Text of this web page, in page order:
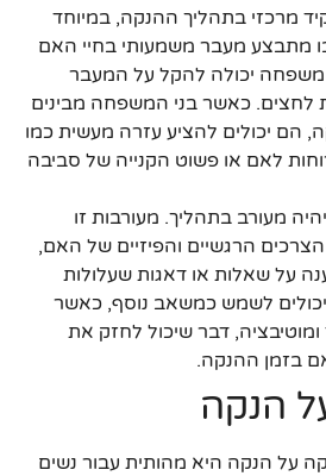
מרכזי בתהליך ההנקה, במיוחד
מתבצע מעבר משמעותי בחיי האם
משפחה יכולה להקל על המעבר
לחצים. כאשר בני המשפחה מבינים
הם יכולים להציע עזרה מעשית כמו
לאם או פשוט הקנייה של סביבה
מעורב בתהליך. מעורבות זו
הרגשיים והפיזיים של האם,
על שאלות או דאגות שעלולות
לשמש כמשאב נוסף, כאשר
ומוטיבציה, דבר שיכול לחזק את
בזמן ההנקה.
הנקה
על הנקה היא מהותית עבור נשים